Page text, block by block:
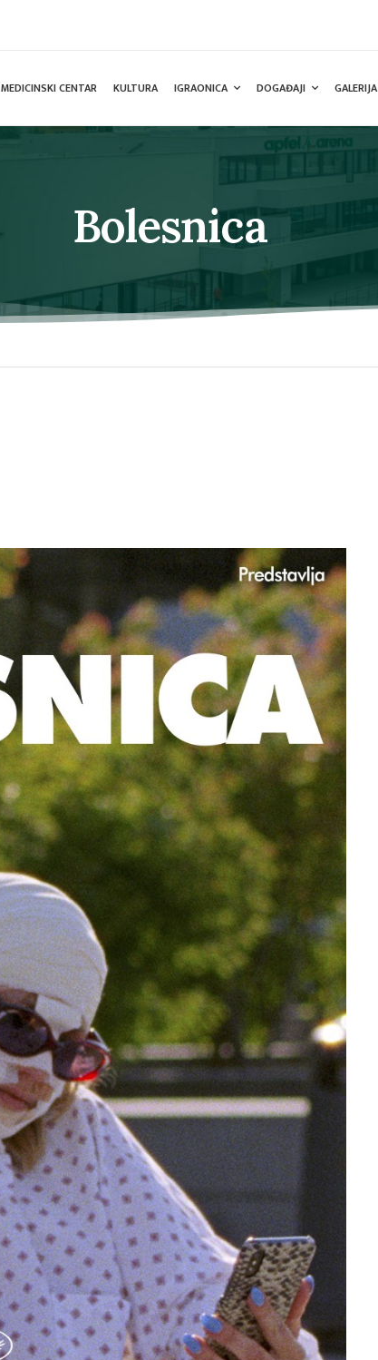
MEDICINSKI CENTAR KULTURA IGRAONICA DOGAĐAJI GALERIJA
Bolesnica